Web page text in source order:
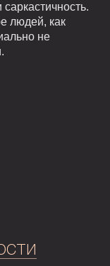
людей, как
не